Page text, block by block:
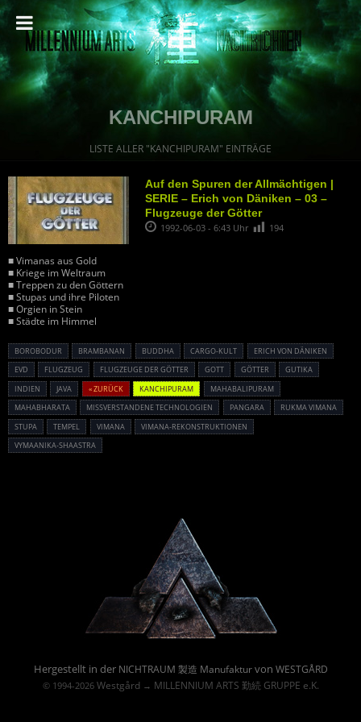
KANCHIPURAM
LISTE ALLER "KANCHIPURAM" EINTRÄGE
Auf den Spuren der Allmächtigen |
SERIE – Erich von Däniken – 03 –
Flugzeuge der Götter
1992-06-03 - 6:43 Uhr 194
■ Vimanas aus Gold
■ Kriege im Weltraum
■ Treppen zu den Göttern
■ Stupas und ihre Piloten
■ Orgien in Stein
■ Städte im Himmel
BOROBODUR BRAMBANAN BUDDHA CARGO-KULT
ERICH VON DÄNIKEN
EVD
FLUGZEUG FLUGZEUGE DER GÖTTER GOTT GÖTTER
GUTIKA
INDIEN
JAVA « ZURÜCK KANCHIPURAM
MAHABALIPURAM
MAHABHARATA
MISSVERSTANDENE TECHNOLOGIEN PANGARA
RUKMA VIMANA
STUPA
TEMPEL VIMANA
VIMANA-REKONSTRUKTIONEN
VYMAANIKA-SHAASTRA
Hergestellt in der NICHTRAUM 製造 Manufakturvon WESTGÅRD
© 1994-2026 Westgård→ MILLENNIUM ARTS 勤続 GRUPPE e.K.
Powered By :